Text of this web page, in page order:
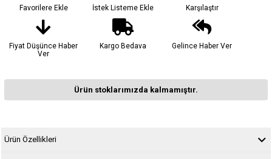
Favorilere Ekle İstek Listeme Ekle Karşılaştır
Fiyat Düşünce Haber
Ver
Kargo Bedava Gelince Haber Ver
Ürün stoklarımızda kalmamıştır.
Ürün Özellikleri